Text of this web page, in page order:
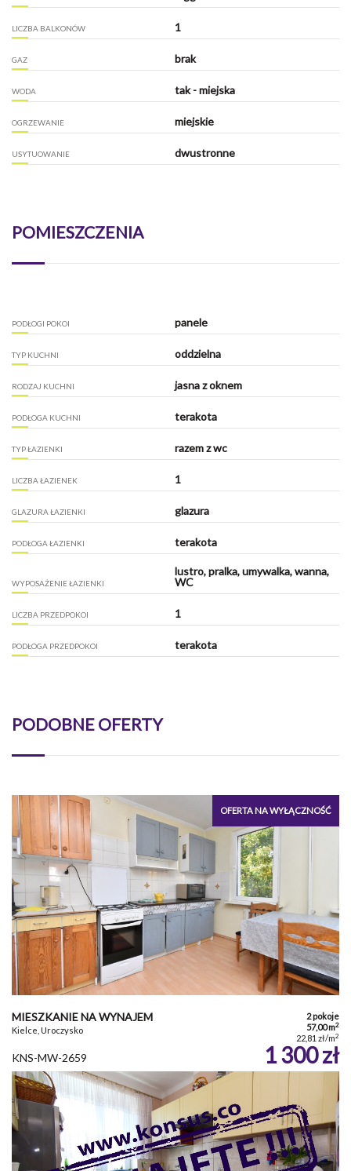
LICZBA BALKONÓW 1
GAZ brak
WODA tak - miejska
OGRZEWANIE miejskie
USYTUOWANIE dwustronne
POMIESZCZENIA
PODŁOGI POKOI panele
TYP KUCHNI oddzielna
RODZAJ KUCHNI jasna z oknem
PODŁOGA KUCHNI terakota
TYP ŁAZIENKI razem z wc
LICZBA ŁAZIENEK 1
GLAZURA ŁAZIENKI glazura
PODŁOGA ŁAZIENKI terakota
WYPOSAŻENIE ŁAZIENKI
lustro, pralka, umywalka, wanna,
WC
LICZBA PRZEDPOKOI 1
PODŁOGA PRZEDPOKOI terakota
PODOBNE OFERTY
OFERTA NA WYŁĄCZNOŚĆ
MIESZKANIE NA WYNAJEM
Kielce, Uroczysko
2 pokoje
57,00 m2
22,81 zł/m2
KNS-MW-2659 1 300 zł